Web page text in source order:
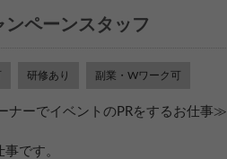
ペーンスタッフ
研修あり 副業・Wワーク可
ーでイベントのPRをするお仕事≫
です。